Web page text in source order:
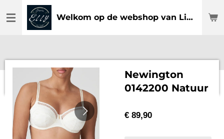
direct
Welkom op de webshop van Lingerie Elly
Newington
0142200 Natuur
€ 89,90